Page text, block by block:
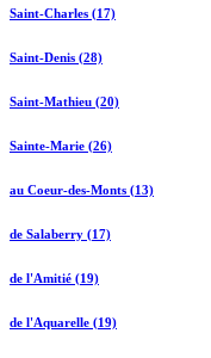
Saint-Charles (17)
Saint-Denis (28)
Saint-Mathieu (20)
Sainte-Marie (26)
au Coeur-des-Monts (13)
de Salaberry (17)
de l'Amitié (19)
de l'Aquarelle (19)